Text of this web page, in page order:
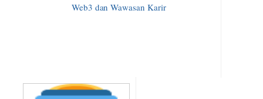
Web3 dan Wawasan Karir